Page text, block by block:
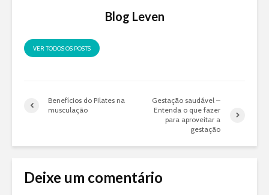
Blog Leven
VER TODOS OS POSTS
Benefícios do Pilates na
musculação
Gestação saudável –
Entenda o que fazer
para aproveitar a
gestação
Deixe um comentário